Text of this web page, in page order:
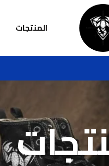
المنتجات